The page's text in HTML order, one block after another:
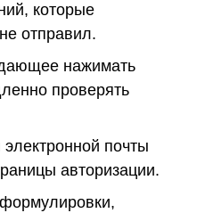
которые
отправил.
нажимать
проверять
почты
авторизации.